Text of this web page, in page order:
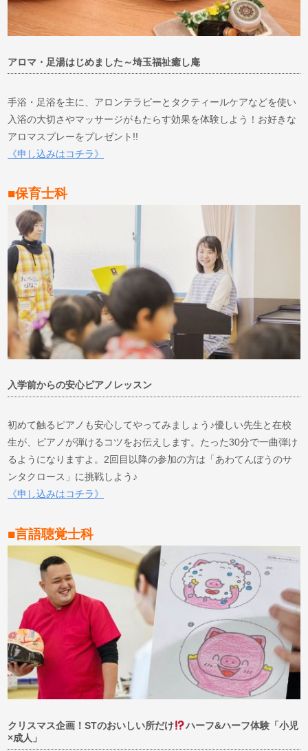
アロマ・足湯はじめました～埼玉福祉癒し庵
手浴・足浴を主に、アロンテラピーとタクティールケアなどを使い
入浴の大切さやマッサージがもたらす効果を体験しよう！お好きな
アロマスプレーをプレゼント!!
《申し込みはコチラ》
■保育士科
入学前からの安心ピアノレッスン
初めて触るピアノも安心してやってみましょう♪優しい先生と在校
生が、ピアノが弾けるコツをお伝えします。たった30分で一曲弾け
るようになりますよ。2回目以降の参加の方は「あわてんぼうのサ
ンタクロース」に挑戦しよう♪
《申し込みはコチラ》
■言語聴覚士科
クリスマス企画！STのおいしい所だけ
ハーフ&ハーフ体験「小児
×成人」